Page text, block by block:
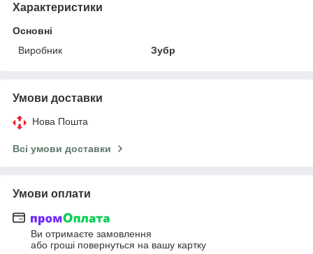
Характеристики
Основні
Виробник
Зубр
Умови доставки
Нова Пошта
Всі умови доставки
Умови оплати
Ви отримаєте замовлення
або гроші повернуться на вашу картку